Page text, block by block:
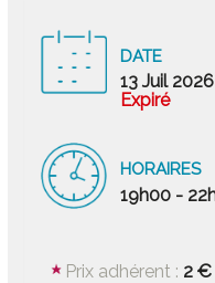
DATE
13 Juil 2026
Expiré
HORAIRES
19h00 -
Prix adhérent : 2 €